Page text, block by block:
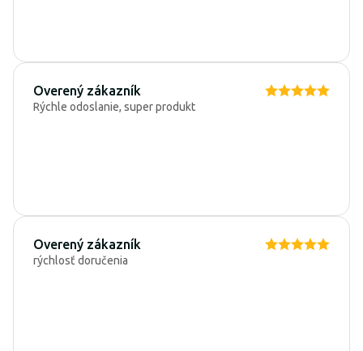
Overený zákazník
Rýchle odoslanie, super produkt
Overený zákazník
rýchlosť doručenia